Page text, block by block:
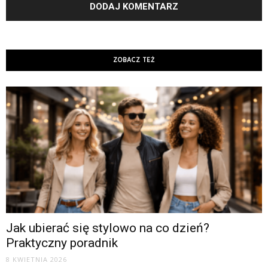
ZOBACZ TEŻ
Jak ubierać się stylowo na co dzień?
Praktyczny poradnik
8 KWIETNIA 2026